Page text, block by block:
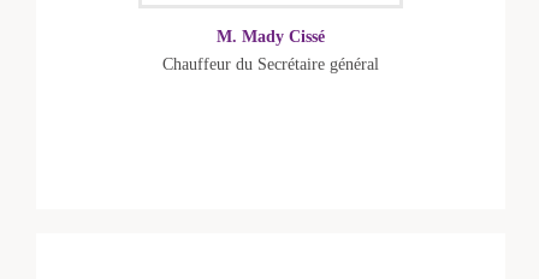
M. Mady Cissé
Chauffeur du Secrétaire général